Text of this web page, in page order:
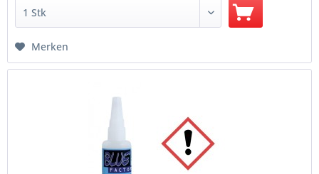
Merken